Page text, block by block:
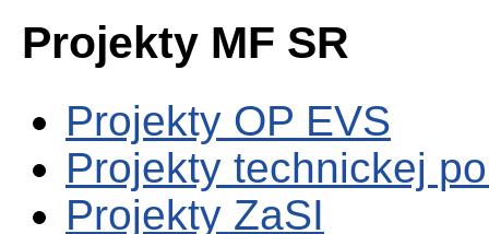
Projekty MF SR
Projekty OP EVS
Projekty technickej
Projekty ZaSI